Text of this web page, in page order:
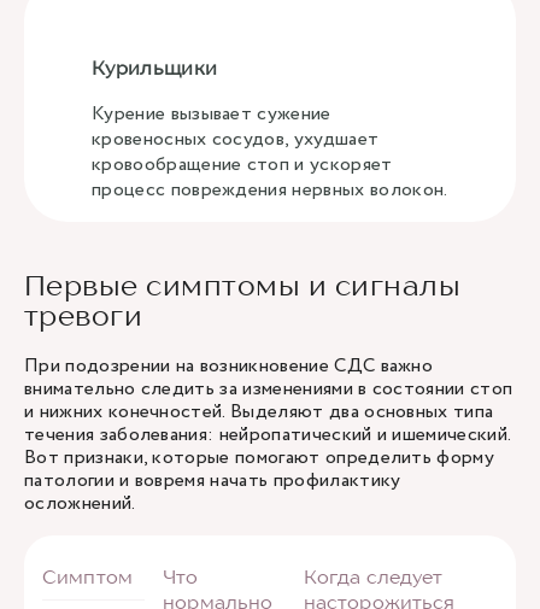
Курильщики
Курение вызывает сужение
кровеносных сосудов, ухудшает
кровообращение стоп и ускоряет
процесс повреждения нервных волокон.
Первые симптомы и сигналы
тревоги
При подозрении на возникновение СДС важно
внимательно следить за изменениями в состоянии стоп
и нижних конечностей. Выделяют два основных типа
течения заболевания: нейропатический и ишемический.
Вот признаки, которые помогают определить форму
патологии и вовремя начать профилактику
осложнений.